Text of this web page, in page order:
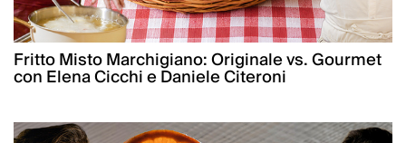
Fritto Misto Marchigiano: Originale vs. Gourmet
con Elena Cicchi e Daniele Citeroni